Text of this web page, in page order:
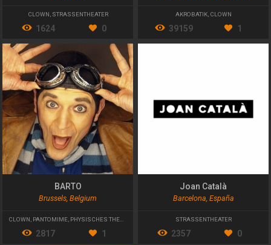
CLOWN , STRASSENTHEATER
1624 0
AKROBATIK, CLOWN
39159 1
BARTO
Brussels, Belgium
CLOWN PANTOMIME PHYSISCHES THEATER
2817 1
Joan Català
Barcelona, España
STRASSENTHEATER
2357 0